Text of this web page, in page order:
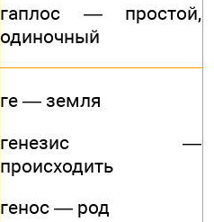
гаплос — простой,
одиночный
ге — земля
генезис —
происходить
генос — род